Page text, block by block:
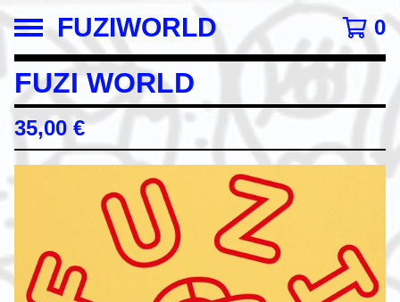
FUZIWORLD 0
FUZI WORLD
35,00 €